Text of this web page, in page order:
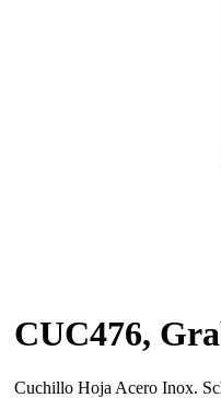
CUC476,
Cuchillo Hoja Acero Inox.